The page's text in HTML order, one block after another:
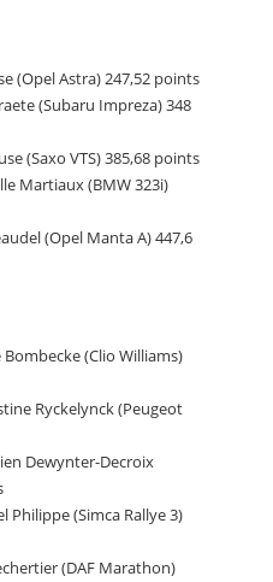
(Opel Astra) 247,52 points
(Subaru Impreza) 348
(Saxo VTS) 385,68 points
Martiaux (BMW 323i)
(Opel Manta A) 447,6
(Clio Williams)
Ryckelynck (Peugeot
Dewynter-Decroix
Philippe (Simca Rallye 3)
(DAF Marathon)